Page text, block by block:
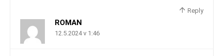
Reply
ROMAN
12.5.2024 v 1:46